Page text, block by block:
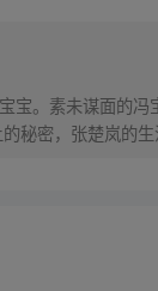
宝。素未谋面的
密，张楚岚的生